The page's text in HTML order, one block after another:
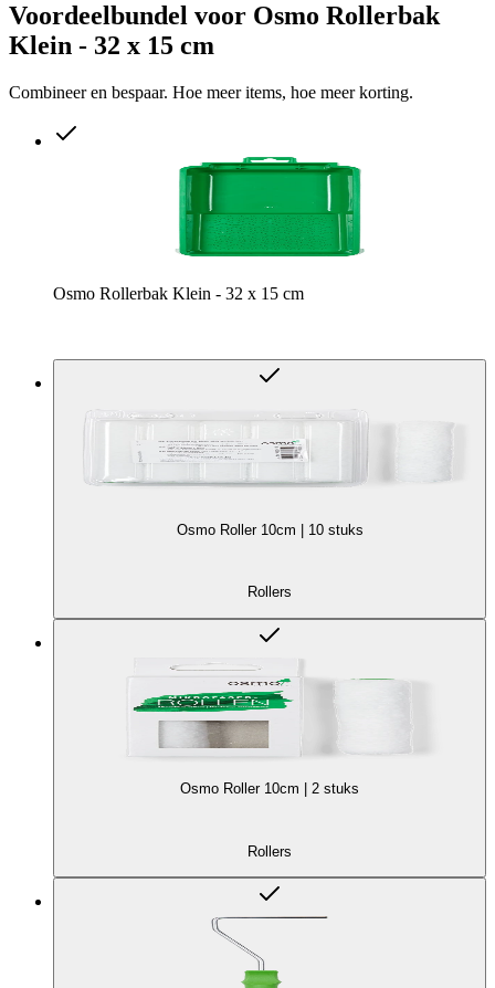
Voordeelbundel voor Osmo Rollerbak
Klein - 32 x 15 cm
Combineer en bespaar. Hoe meer items, hoe meer korting.
Osmo Rollerbak Klein - 32 x 15 cm
Osmo Roller 10cm | 10 stuks
Rollers
Osmo Roller 10cm | 2 stuks
Rollers